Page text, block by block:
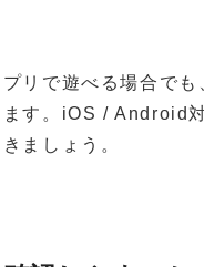
リで遊べる場合で
す。iOS / Android
ましょう。